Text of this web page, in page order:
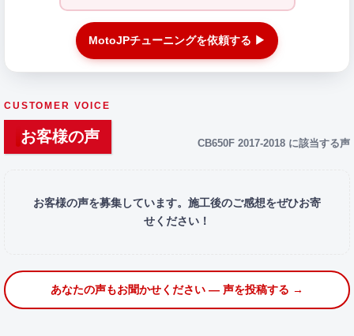
MotoJPチューニングを依頼する ▶
CUSTOMER VOICE
お客様の声 CB650F 2017-2018 に該当する声
お客様の声を募集しています。施工後のご感想をぜひお寄
せください！
あなたの声もお聞かせください — 声を投稿する →